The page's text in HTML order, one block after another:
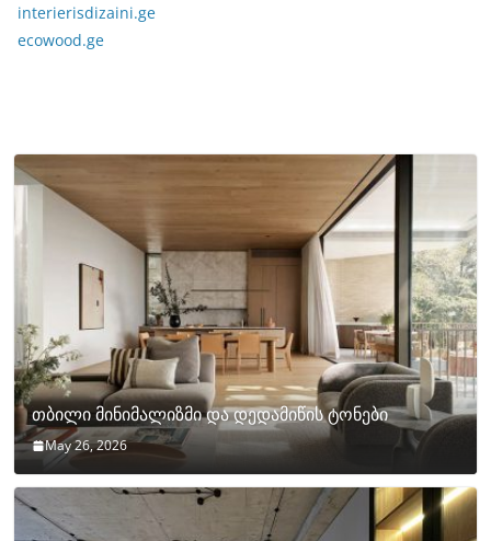
interierisdizaini.ge
ecowood.ge
თბილი მინიმალიზმი და დედამიწის ტონები
May 26, 2026